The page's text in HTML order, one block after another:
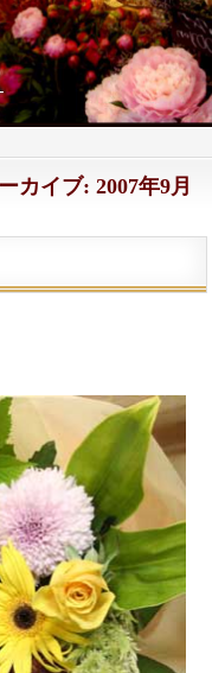
カイブ: 2007年9月